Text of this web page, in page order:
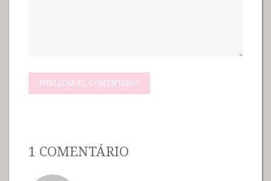
1 COMENTÁRIO